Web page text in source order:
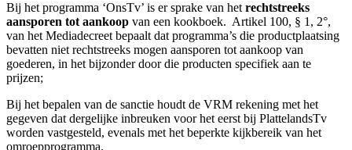
Bij het programma ‘OnsTv’ is er sprake van hetrechtstreeks
aansporen tot aankoop van een kookboek. Artikel 100, § 1, 2°,
van het Mediadecreet bepaalt dat programma’s die productplaatsing
bevatten niet rechtstreeks mogen aansporen tot aankoop van
goederen, in het bijzonder door die producten specifiek aan te
prijzen;
Bij het bepalen van de sanctie houdt de VRM rekening met het
gegeven dat dergelijke inbreuken voor het eerst bij PlattelandsTv
worden vastgesteld, evenals met het beperkte kijkbereik van het
omroepprogramma.